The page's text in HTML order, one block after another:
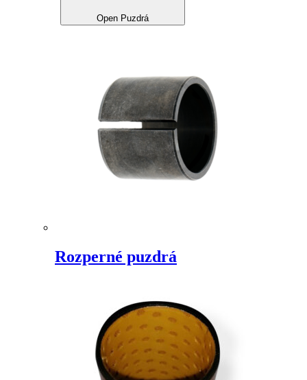
Open Puzdrá
Rozperné puzdrá